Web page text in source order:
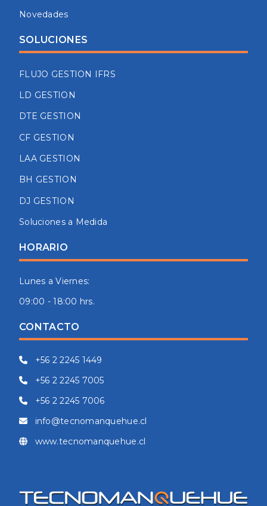
Novedades
SOLUCIONES
FLUJO GESTION IFRS
LD GESTION
DTE GESTION
CF GESTION
LAA GESTION
BH GESTION
DJ GESTION
Soluciones a Medida
HORARIO
Lunes a Viernes:
09:00 - 18:00 hrs.
CONTACTO
+56 2 2245 1449
+56 2 2245 7005
+56 2 2245 7006
info@tecnomanquehue.cl
www.tecnomanquehue.cl